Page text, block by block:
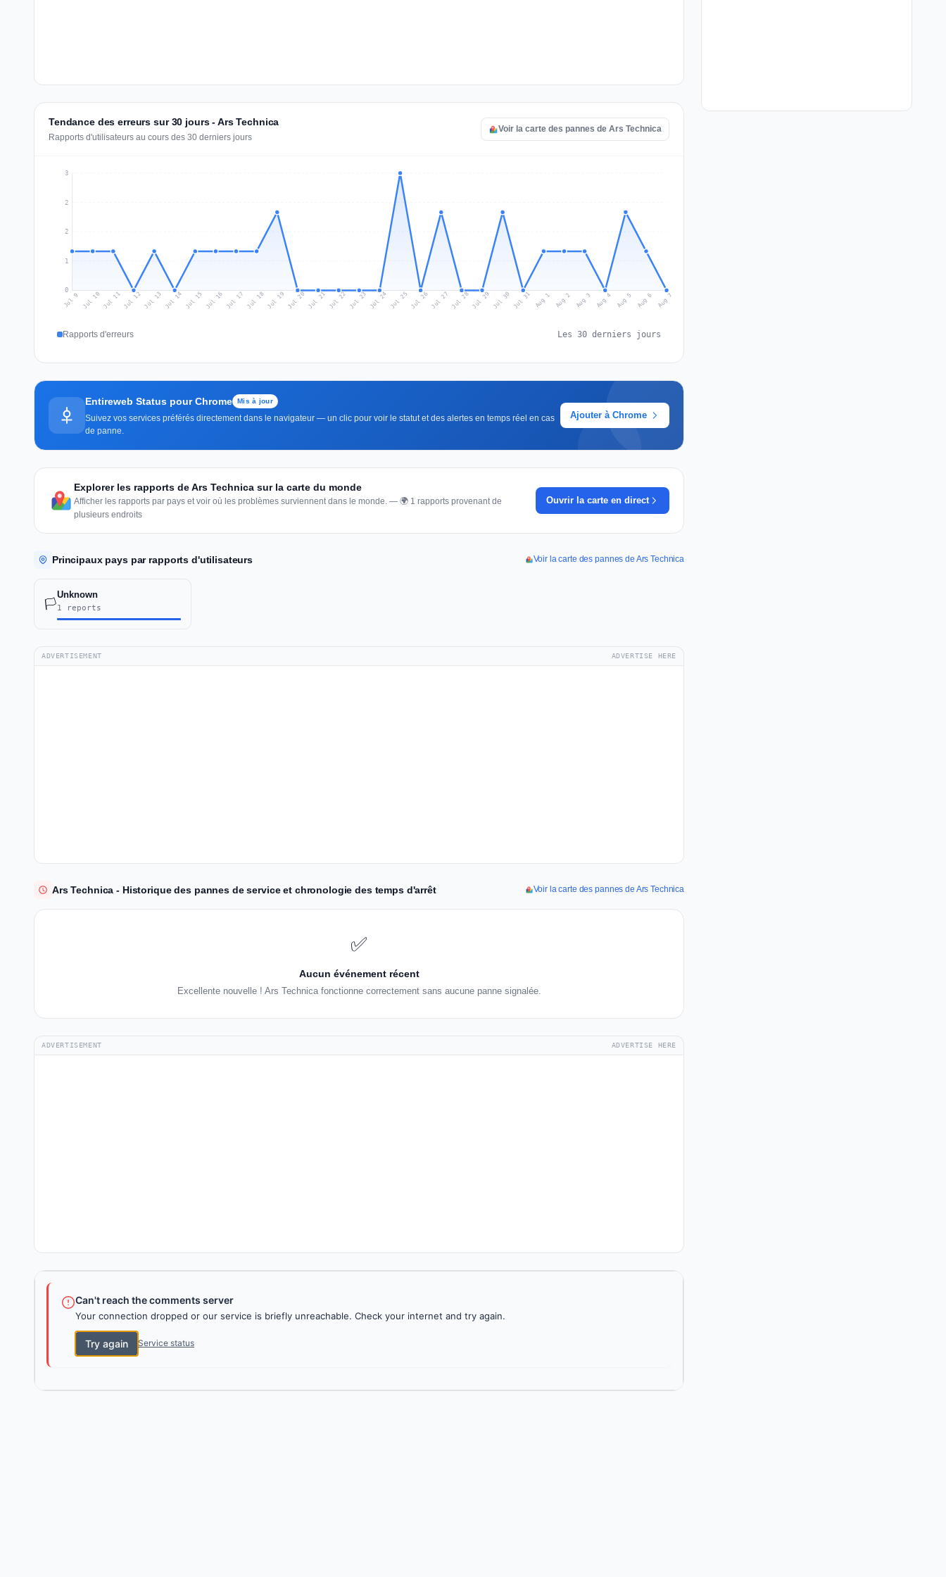
Tendance des erreurs sur 30 jours - Ars Technica
Rapports d'utilisateurs au cours des 30 derniers jours
Voir la carte des pannes de Ars Technica
0
1
2
2
3
Jul 9 Jul 10 Jul 11Jul 12Jul 13 Jul 14 Jul 15 Jul 16 Jul 17 Jul 18Jul 19 Jul 20 Jul 21 Jul 22 Jul 23 Jul 24 Jul 25 Jul 26Jul 27 Jul 28Jul 29 Jul 30 Jul 31 Aug 1 Aug 2 Aug 3 Aug 4 Aug 5 Aug 6 Aug 7
Rapports d'erreurs Les 30 derniers jours
Entireweb Status pour Chrome Mis à jour
Suivez vos services préférés directement dans le navigateur — un clic pour voir le statut et des alertes en temps réel en cas
de panne.
Ajouter à Chrome
Explorer les rapports de Ars Technica sur la carte du monde
Afficher les rapports par pays et voir où les problèmes surviennent dans le monde. — 🌍 1 rapports provenant de
plusieurs endroits
Ouvrir la carte en direct
Principaux pays par rapports d'utilisateurs Voir la carte des pannes de Ars Technica
🏳️
Unknown
1 reports
ADVERTISEMENT ADVERTISE HERE
Ars Technica - Historique des pannes de service et chronologie des temps d'arrêt Voir la carte des pannes de Ars Technica
✅
Aucun événement récent
Excellente nouvelle ! Ars Technica fonctionne correctement sans aucune panne signalée.
ADVERTISEMENT ADVERTISE HERE
Can't reach the comments server
Your connection dropped or our service is briefly unreachable. Check your internet and try again.
Try again Service status